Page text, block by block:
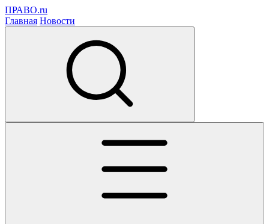
ПРАВО.ru
Главная Новости